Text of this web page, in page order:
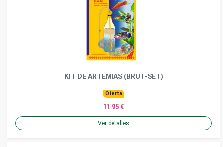
KIT DE ARTEMIAS (BRUT-SET)
Oferta
11.95 €
Ver detalles